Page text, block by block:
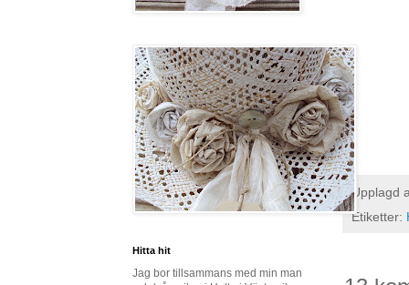
Upplagd
Etiketter:
Hitta hit
Jag bor tillsammans med min man